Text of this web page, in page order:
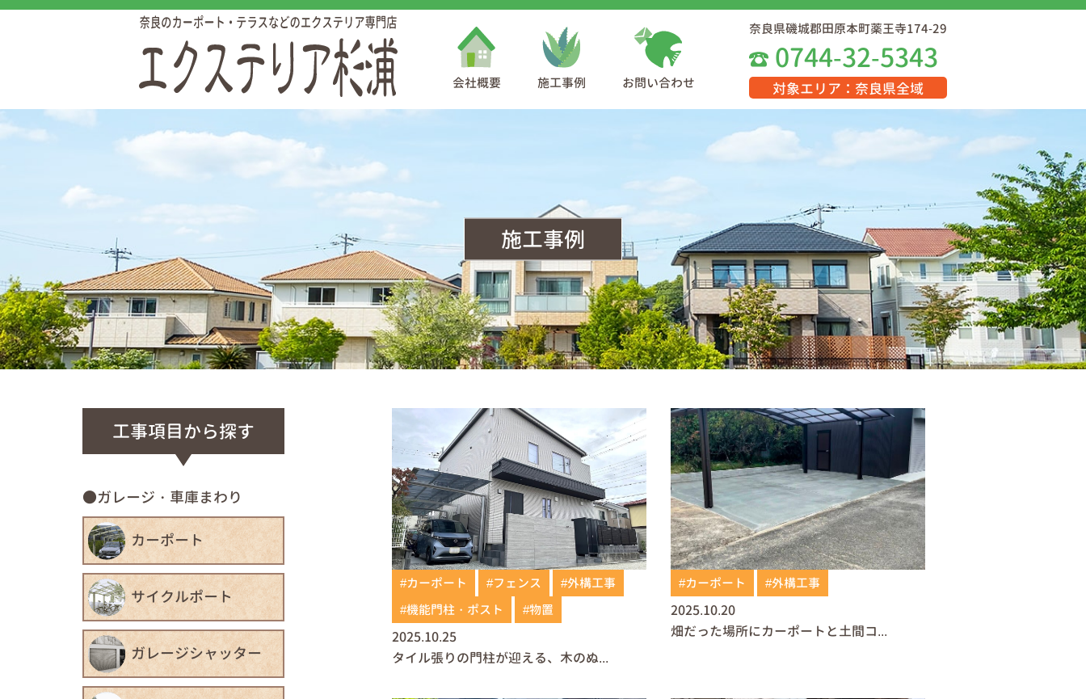
会社概要 施工事例 お問い合わせ
奈良県磯城郡田原本町薬王寺174-29
0744-32-5343
対象エリア：奈良県全域
施工事例
#カーポート #フェンス
#外構工事
#機能門柱・ポスト
#物置
2025.10.25
タイル張りの門柱が迎える、木のぬ...
#カーポート #外構工事
2025.10.20
畑だった場所にカーポートと土間コ...
工事項目から探す
ガレージ・車庫まわり
カーポート
サイクルポート
ガレージシャッター